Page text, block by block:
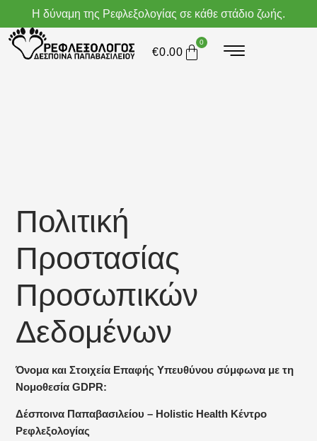
Η δύναμη της Ρεφλεξολογίας σε κάθε στάδιο ζωής.
€0.00
0
Πολιτική
Προστασίας
Προσωπικών
Δεδομένων
Όνομα και Στοιχεία Επαφής Υπευθύνου σύμφωνα με τη
Νομοθεσία GDPR:
Δέσποινα Παπαβασιλείου – Holistic Health Κέντρο
Ρεφλεξολογίας